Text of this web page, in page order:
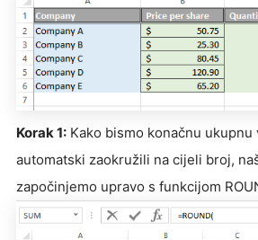
Korak 1: Kako bismo konačnu
automatski zaokružili na cijeli broj,
započinjemo upravo s funkcijom